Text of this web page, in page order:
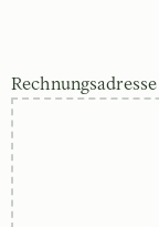
Rechnungsadresse